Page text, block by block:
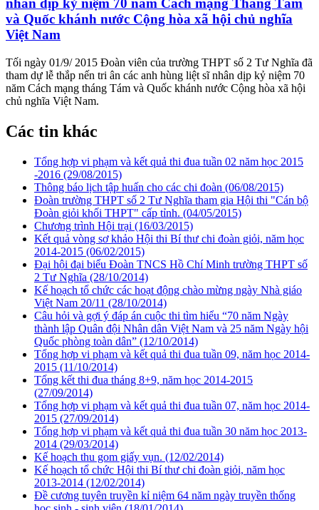
nhân dịp kỷ niệm 70 năm Cách mạng Tháng Tám
và Quốc khánh nước Cộng hòa xã hội chủ nghĩa
Việt Nam
Tối ngày 01/9/ 2015 Đoàn viên của trường THPT số 2 Tư Nghĩa đã
tham dự lễ thắp nến tri ân các anh hùng liệt sĩ nhân dịp kỷ niệm 70
năm Cách mạng tháng Tám và Quốc khánh nước Cộng hòa xã hội
chủ nghĩa Việt Nam.
Các tin khác
Tổng hợp vi phạm và kết quả thi đua tuần 02 năm học 2015
-2016 (29/08/2015)
Thông báo lịch tập huấn cho các chi đoàn (06/08/2015)
Đoàn trường THPT số 2 Tư Nghĩa tham gia Hội thi "Cán bộ
Đoàn giỏi khối THPT" cấp tỉnh. (04/05/2015)
Chương trình Hội trại (16/03/2015)
Kết quả vòng sơ khảo Hội thi Bí thư chi đoàn giỏi, năm học
2014-2015 (06/02/2015)
Đại hội đại biểu Đoàn TNCS Hồ Chí Minh trường THPT số
2 Tư Nghĩa (28/10/2014)
Kế hoạch tổ chức các hoạt động chào mừng ngày Nhà giáo
Việt Nam 20/11 (28/10/2014)
Câu hỏi và gợi ý đáp án cuộc thi tìm hiểu “70 năm Ngày
thành lập Quân đội Nhân dân Việt Nam và 25 năm Ngày hội
Quốc phòng toàn dân” (12/10/2014)
Tổng hợp vi phạm và kết quả thi đua tuần 09, năm học 2014-
2015 (11/10/2014)
Tổng kết thi đua tháng 8+9, năm học 2014-2015
(27/09/2014)
Tổng hợp vi phạm và kết quả thi đua tuần 07, năm học 2014-
2015 (27/09/2014)
Tổng hợp vi phạm và kết quả thi đua tuần 30 năm học 2013-
2014 (29/03/2014)
Kế hoạch thu gom giấy vụn. (12/02/2014)
Kế hoạch tổ chức Hội thi Bí thư chi đoàn giỏi, năm học
2013-2014 (12/02/2014)
Đề cương tuyên truyền kỉ niệm 64 năm ngày truyền thống